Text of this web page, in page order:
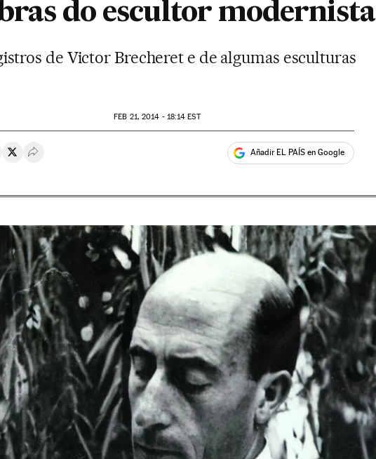
do escultor modernista
de Victor Brecheret e de algumas esculturas
FEB 21, 2014 - 18:14 EST
en Whatsapp
en Facebook
Compartir en Twitter
Desplegar Redes Sociales Añadir EL PAÍS en Google